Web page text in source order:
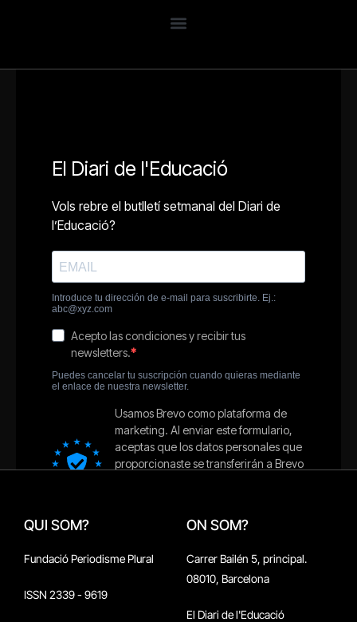
QUI SOM?
Fundació Periodisme Plural
ISSN 2339 - 9619
ON SOM?
Carrer Bailén 5, principal.
08010, Barcelona
El Diari de l'Educació